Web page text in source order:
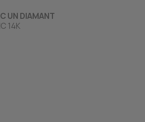
UN DIAMANT
14K